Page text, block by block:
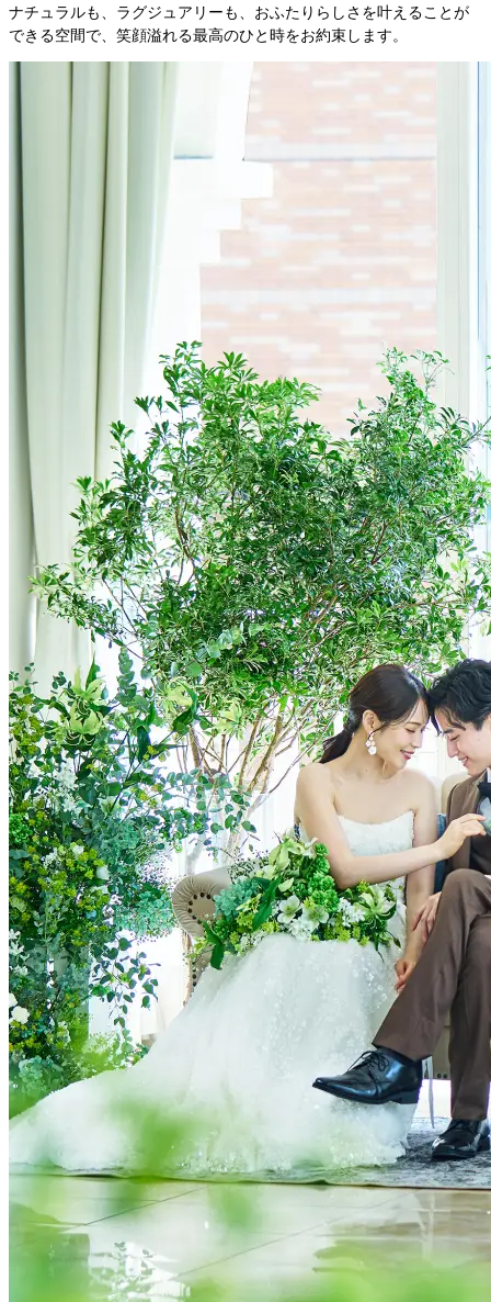
ナチュラルも、ラグジュアリーも、おふたりらしさを叶えることが
できる空間で、笑顔溢れる最高のひと時をお約束します。